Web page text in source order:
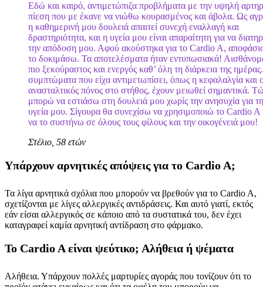
Εδώ και καιρό, αντιμετώπιζα προβλήματα με την υψηλή
πίεση που με έκανε να νιώθω κουρασμένος και άβολα. Ως
η καθημερινή μου δουλειά απαιτεί συνεχή εναλλαγή και
δραστηριότητα, και η υγεία μου είναι απαραίτητη για να
την απόδοση μου. Αφού ακούστηκα για το Cardio A,
το δοκιμάσω. Τα αποτελέσματα ήταν εντυπωσιακά!
πιο ξεκούραστος και ενεργός καθ’ όλη τη διάρκεια της
συμπτώματα που είχα αντιμετωπίσει, όπως η κεφαλαλγία και
ανασταλτικός πόνος στο στήθος, έχουν μειωθεί σημαντικά.
μπορώ να εστιάσω στη δουλειά μου χωρίς την ανησυχία για
υγεία μου. Σίγουρα θα συνεχίσω να χρησιμοποιώ το Cardio A
να το συστήνω σε όλους τους φίλους και την οικογένειά μου!
Στέλιο, 58 ετών
Υπάρχουν αρνητικές απόψεις για το Cardio A;
Τα λίγα αρνητικά σχόλια που μπορούν να βρεθούν για το Cardio A,
σχετίζονται με λίγες αλλεργικές αντιδράσεις. Και αυτό γιατί, εκτός
εάν είσαι αλλεργικός σε κάποιο από τα συστατικά του, δεν έχει
καταγραφεί καμία αρνητική αντίδραση στο φάρμακο.
Το Cardio A είναι ψεύτικο; Αλήθεια ή ψέματα
Αλήθεια. Υπάρχουν πολλές μαρτυρίες αγοράς που τονίζουν ότι το